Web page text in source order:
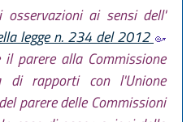
ai sensi dell'
legge n. 234 del 2012
parere alla Commissione
di rapporti con l'Unione
parere delle Commissioni